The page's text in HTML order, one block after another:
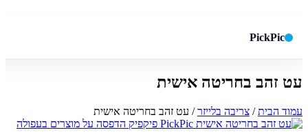
PickPic
עט זהב בחריטה אישית
עמוד הבית/ צריבה בלייזר/ עט זהב בחריטה אישית